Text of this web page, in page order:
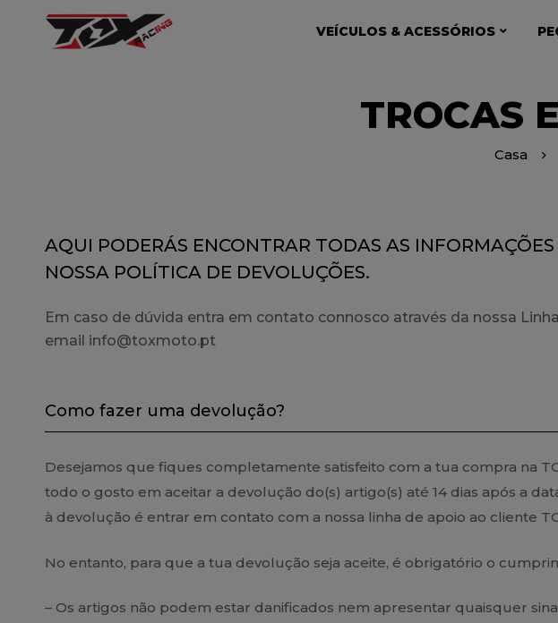
VEÍCULOS & ACESSÓRIOS
TROCAS
Casa
AQUI PODERÁS ENCONTRAR TODAS AS
NOSSA POLÍTICA DE DEVOLUÇÕES.
Em caso de dúvida entra em contato connosco através da nossa
email info@toxmoto.pt
Como fazer uma devolução?
Desejamos que fiques completamente satisfeito com a tua compra na
todo o gosto em aceitar a devolução do(s) artigo(s) até 14 dias após a
à devolução é entrar em contato com a nossa linha de apoio ao cliente
No entanto, para que a tua devolução seja aceite, é obrigatório o
– Os artigos não podem estar danificados nem apresentar quaisquer